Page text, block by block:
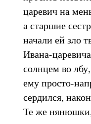
царевич на
а старшие
начали ей зло
Ивана-
солнцем во
ему просто-
сердился,
Те же